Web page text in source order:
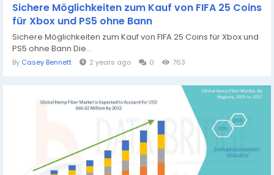
Sichere Möglichkeiten zum Kauf von FIFA 25 Coins
für Xbox und PS5 ohne Bann
Sichere Möglichkeiten zum Kauf von FIFA 25 Coins für Xbox und
PS5 ohne Bann Die...
By Casey Bennett 2 years ago 0 763